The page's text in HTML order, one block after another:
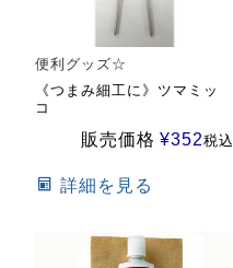
便利グッズ☆
《つまみ細工に》ツマミッ
コ
販売価格 ¥352税込
詳細を見る